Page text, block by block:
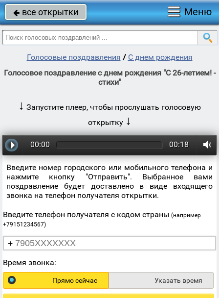
 все открытки Меню
Голосовые поздравления / С днем рождения
Голосовое поздравление с днем рождения "С 26-летием! -
стихи"
↓ Запустите плеер, чтобы прослушать голосовую
открытку ↓
00:00 00:18
Введите номер городского или мобильного телефона и
нажмите кнопку "Отправить". Выбранное вами
поздравление будет доставлено в виде входящего
звонка на телефон получателя открытки.
Введите телефон получателя с кодом страны (например
+79151234567)
+
Время звонка:
Прямо сейчас Указать время